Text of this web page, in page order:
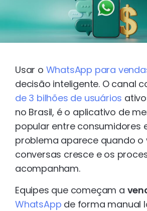
Usar o WhatsApp para
decisão inteligente. O canal
de 3 bilhões de usuários
no Brasil, é o aplicativo de
popular entre consumidores
problema aparece quando o
conversas cresce e os
acompanham.
Equipes que começam a
WhatsApp de forma manual